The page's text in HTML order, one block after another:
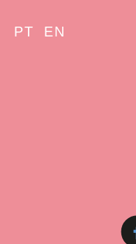
PT EN